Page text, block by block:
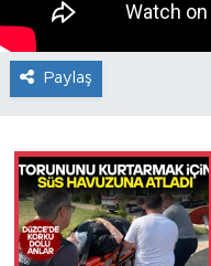
Paylaş